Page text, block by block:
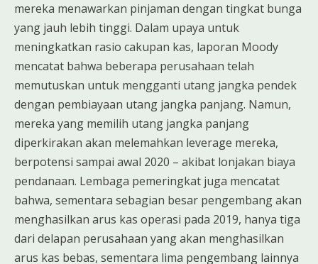
mereka menawarkan pinjaman dengan tingkat bunga
yang jauh lebih tinggi. Dalam upaya untuk
meningkatkan rasio cakupan kas, laporan Moody
mencatat bahwa beberapa perusahaan telah
memutuskan untuk mengganti utang jangka pendek
dengan pembiayaan utang jangka panjang. Namun,
mereka yang memilih utang jangka panjang
diperkirakan akan melemahkan leverage mereka,
berpotensi sampai awal 2020 – akibat lonjakan biaya
pendanaan. Lembaga pemeringkat juga mencatat
bahwa, sementara sebagian besar pengembang akan
menghasilkan arus kas operasi pada 2019, hanya tiga
dari delapan perusahaan yang akan menghasilkan
arus kas bebas, sementara lima pengembang lainnya